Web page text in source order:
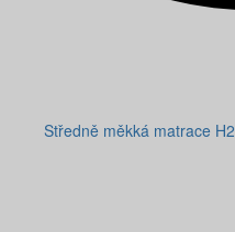
Středně měkká matrace H2